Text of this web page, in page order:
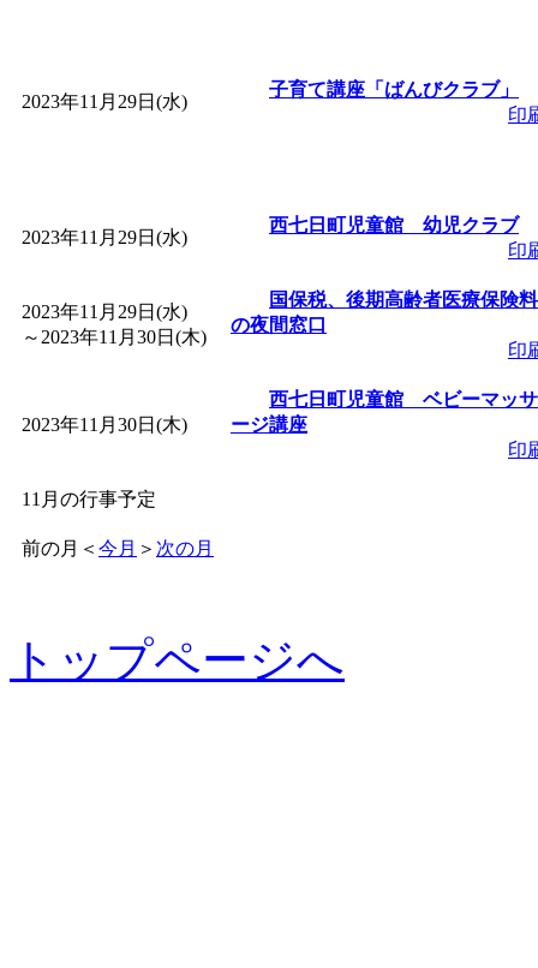
2023年11月29日(水)
子育て講座「ばんびクラブ」
印
2023年11月29日(水)
西七日町児童館 幼児クラブ
印
2023年11月29日(水)
～ 2023年11月30日(木)
国保税、後期高齢者医療保険料
の夜間窓口
印
2023年11月30日(木)
西七日町児童館 ベビーマッサ
ージ講座
印
11月の行事予定
前の月 ＜ 今月 ＞ 次の月
トップページへ